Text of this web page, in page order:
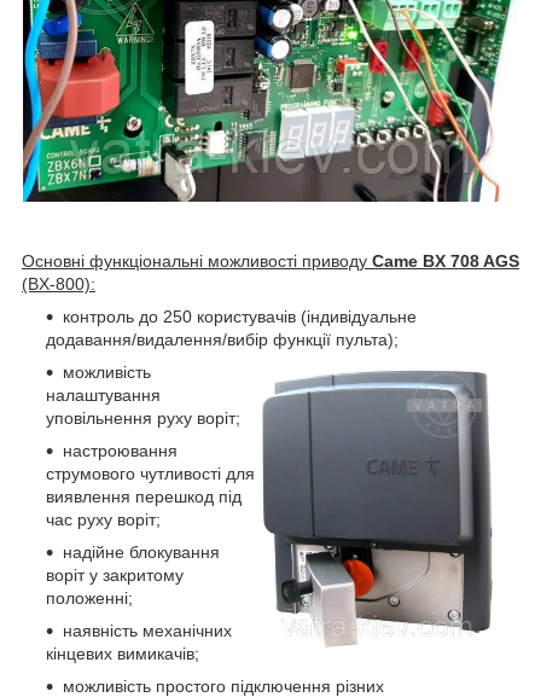
Основні функціональні можливості приводу Came BX 708 AGS
(BX-800):
контроль до 250 користувачів (індивідуальне
додавання/видалення/вибір функції пульта);
можливість
налаштування
уповільнення руху воріт;
настроювання
струмового чутливості для
виявлення перешкод під
час руху воріт;
надійне блокування
воріт у закритому
положенні;
наявність механічних
кінцевих вимикачів;
можливість простого підключення різних